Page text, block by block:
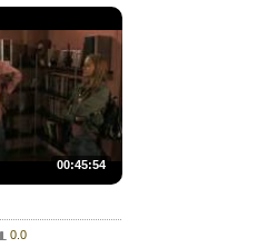
00:45:54
0.0